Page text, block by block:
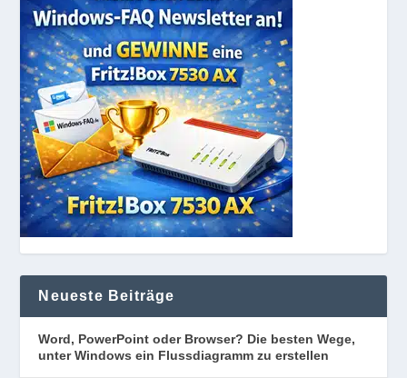
Neueste Beiträge
Word, PowerPoint oder Browser? Die besten Wege,
unter Windows ein Flussdiagramm zu erstellen